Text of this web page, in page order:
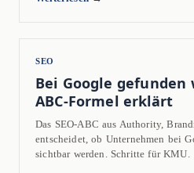
SEO
Bei Google gefunden
ABC-Formel erklärt
Das SEO-ABC aus Authority,
entscheidet, ob Unternehmen bei
sichtbar werden. Schritte für KMU.